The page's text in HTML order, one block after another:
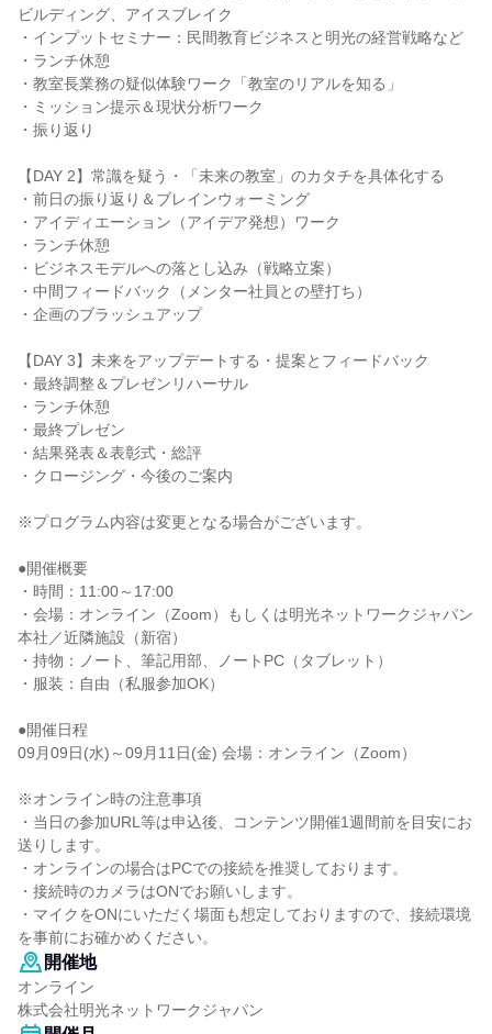
ビルディング、アイスブレイク
・インプットセミナー：民間教育ビジネスと明光の経営戦略など
・ランチ休憩
・教室長業務の疑似体験ワーク「教室のリアルを知る」
・ミッション提示＆現状分析ワーク
・振り返り
【DAY 2】常識を疑う・「未来の教室」のカタチを具体化する
・前日の振り返り＆ブレインウォーミング
・アイディエーション（アイデア発想）ワーク
・ランチ休憩
・ビジネスモデルへの落とし込み（戦略立案）
・中間フィードバック（メンター社員との壁打ち）
・企画のブラッシュアップ
【DAY 3】未来をアップデートする・提案とフィードバック
・最終調整＆プレゼンリハーサル
・ランチ休憩
・最終プレゼン
・結果発表＆表彰式・総評
・クロージング・今後のご案内
※プログラム内容は変更となる場合がございます。
●開催概要
・時間：11:00～17:00
・会場：オンライン（Zoom）もしくは明光ネットワークジャパン
本社／近隣施設（新宿）
・持物：ノート、筆記用部、ノートPC（タブレット）
・服装：自由（私服参加OK）
●開催日程
09月09日(水)～09月11日(金) 会場：オンライン（Zoom）
※オンライン時の注意事項
・当日の参加URL等は申込後、コンテンツ開催1週間前を目安にお
送りします。
・オンラインの場合はPCでの接続を推奨しております。
・接続時のカメラはONでお願いします。
・マイクをONにいただく場面も想定しておりますので、接続環境
を事前にお確かめください。
開催地
オンライン
株式会社明光ネットワークジャパン